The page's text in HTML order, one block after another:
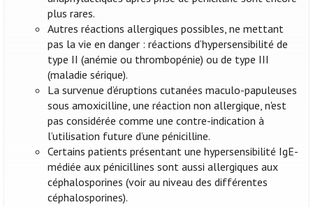
plus rares.
Autres réactions allergiques possibles, ne mettant
pas la vie en danger : réactions d’hypersensibilité de
type II (anémie ou thrombopénie) ou de type III
(maladie sérique).
La survenue d’éruptions cutanées maculo-papuleuses
sous amoxicilline, une réaction non allergique, n'est
pas considérée comme une contre-indication à
l’utilisation future d’une pénicilline.
Certains patients présentant une hypersensibilité IgE-
médiée aux pénicillines sont aussi allergiques aux
céphalosporines (voir au niveau des différentes
céphalosporines).